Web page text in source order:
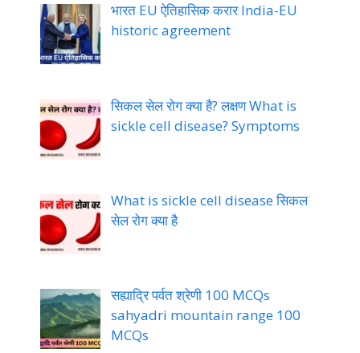
भारत EU ऐतिहासिक करार India-EU
historic agreement
सिकल सेल रोग क्या है? लक्षण What is
sickle cell disease? Symptoms
What is sickle cell disease सिकल
सेल रोग क्या है
सह्याद्रि पर्वत श्रेणी 100 MCQs
sahyadri mountain range 100
MCQs